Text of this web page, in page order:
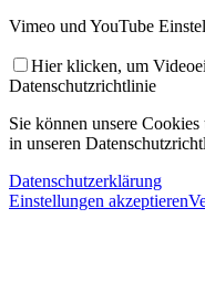
Vimeo und YouTube
Hier klicken, um
Datenschutzrichtlinie
Sie können unsere
in unseren
Datenschutzerklärung
Einstellungen akzeptieren